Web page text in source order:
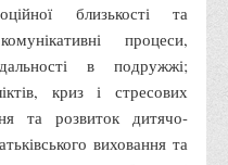
близькості та
процеси,
в подружжі;
криз і стресових
та розвиток дитячо-
виховання та